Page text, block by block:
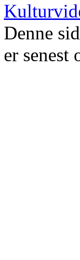
Denne
er senest